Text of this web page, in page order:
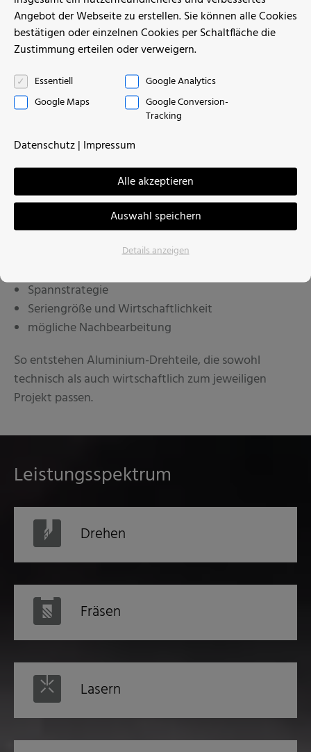
Werkzeugverschleiß, Wärmeentwicklung oder
Prozessinstabilität erhöhen. Entscheidend ist die
fachgerechte Abstimmung aller
Bei MEA-proTecc betrachten wir die
Schnittgeschwindigkeit nicht isoliert, sondern im
Zusammenspiel mit dem gesamten Prozess. Dazu
Werkstoff und Legierung
Bauteilgeometrie und Wandstärken
geforderte Toleranzen
Oberflächenanforderungen
Spannstrategie
Seriengröße und Wirtschaftlichkeit
mögliche Nachbearbeitung
So entstehen Aluminium-Drehteile, die sowohl
technisch als auch wirtschaftlich zum jeweiligen
Projekt passen.
Leistungsspektrum
Drehen
Fräsen
Lasern
Angebot der Webseite zu erstellen. Sie können alle Cookies
bestätigen oder einzelnen Cookies per Schaltfläche die
Zustimmung erteilen oder verweigern.
Essentiell
Google Analytics
Google Maps
Google Conversion-
Tracking
Datenschutz| Impressum
Alle akzeptieren
Auswahl speichern
Details anzeigen